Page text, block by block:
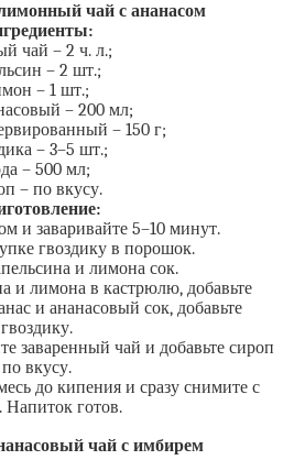
чай с ананасом
чай – 2 ч. л.;
– 2 шт.;
– 1 шт.;
– 200 мл;
– 150 г;
– 3–5 шт.;
– 500 мл;
– по вкусу.
и заваривайте 5–10 минут.
гвоздику в порошок.
и лимона сок.
и лимона в кастрюлю, добавьте
и ананасовый сок, добавьте
гвоздику.
заваренный чай и добавьте сироп
по вкусу.
до кипения и сразу снимите с
Напиток готов.
чай с имбирем